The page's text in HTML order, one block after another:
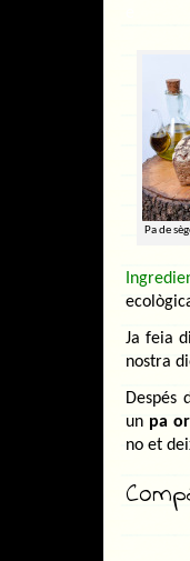
Pa de
Ja feia
nostra
un pa
no et